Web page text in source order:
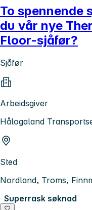
To spennende
du vår nye
Floor-sjåfør?
Sjåfør
Arbeidsgiver
Hålogaland
Sted
Nordland, Troms,
Superrask søknad